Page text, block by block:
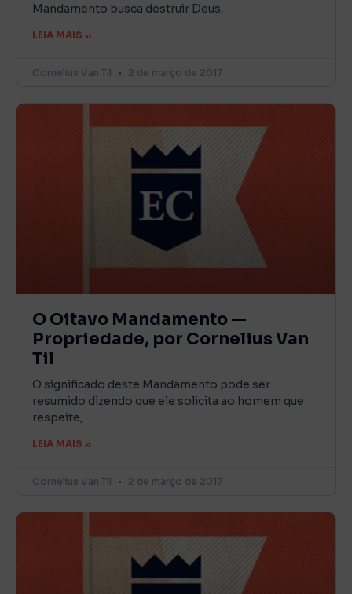
Mandamento busca destruir Deus,
LEIA MAIS »
Cornelius Van Til 2 de março de 2017
O Oitavo Mandamento —
Propriedade, por Cornelius Van
Til
O significado deste Mandamento pode ser
resumido dizendo que ele solicita ao homem que
respeite,
LEIA MAIS »
Cornelius Van Til 2 de março de 2017